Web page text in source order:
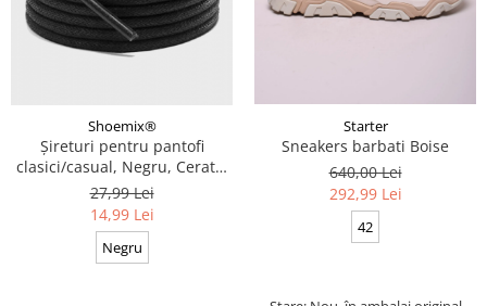
Shoemix®
Șireturi pentru pantofi
clasici/casual, Negru, Cerate,
Calitate premium, 110 cm x
0.3 cm
27,99 Lei
14,99 Lei
Negru
Starter
Sneakers barbati Boise
640,00 Lei
292,99 Lei
42